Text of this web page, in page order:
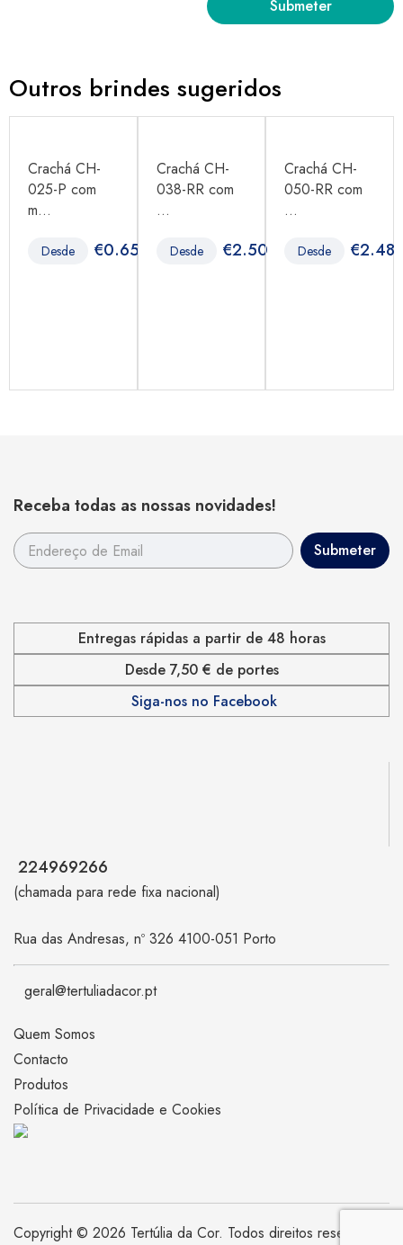
Outros brindes sugeridos
Crachá CH-
025-P com
m...
Desde €0.65
Crachá CH-
038-RR com
...
Desde €2.50
Crachá CH-
050-RR com
...
Desde €2.48
Receba todas as nossas novidades!
Entregas rápidas a partir de 48 horas
Desde 7,50 € de portes
Siga-nos no Facebook
224969266
(chamada para rede fixa nacional)
Rua das Andresas, nº 326 4100-051 Porto
geral@tertuliadacor.pt
Quem Somos
Contacto
Produtos
Política de Privacidade e Cookies
Copyright © 2026 Tertúlia da Cor. Todos direitos reservados